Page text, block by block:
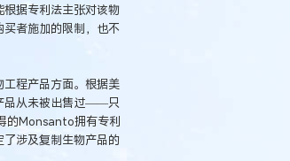
据专利法主张对该物
者施加的限制，也不
程产品方面。根据美
品从未被出售过——只
的Monsanto拥有专利
涉及复制生物产品的